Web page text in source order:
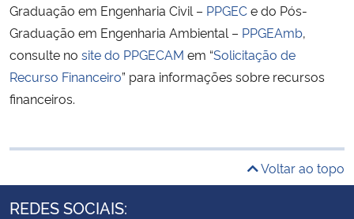
Graduação em Engenharia Civil – PPGECe do Pós-
Graduação em Engenharia Ambiental – PPGEAmb,
consulte no site do PPGECAM em “Solicitação de
Recurso Financeiro” para informações sobre recursos
financeiros.
Voltar ao topo
REDES SOCIAIS: